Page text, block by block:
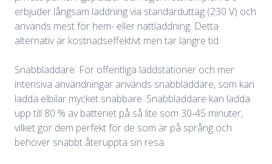
erbjuder långsam laddning via standarduttag (230 V) och
används mest för hem- eller nattladdning. Detta
alternativ är kostnadseffektivt men tar längre tid.
Snabbladdare: För offentliga laddstationer och mer
intensiva användningar används snabbladdare, som kan
ladda elbilar mycket snabbare. Snabbladdare kan ladda
upp till 80 % av batteriet på så lite som 30-45 minuter,
vilket gör dem perfekt för de som är på språng och
behöver snabbt återuppta sin resa.